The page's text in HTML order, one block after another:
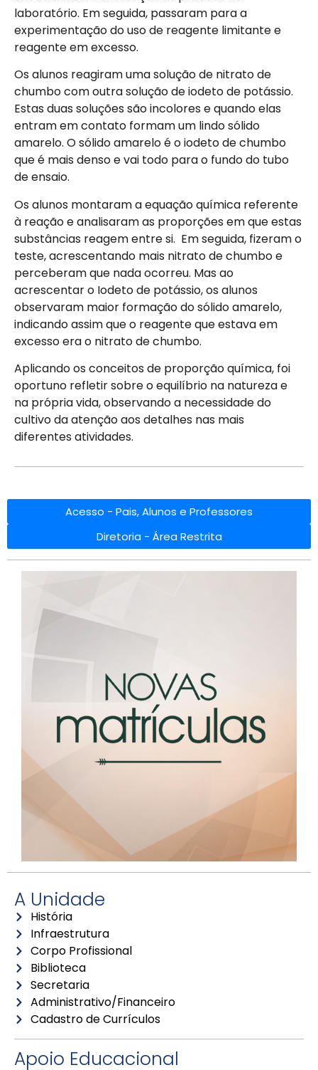
laboratório. Em seguida, passaram para a
experimentação do uso de reagente limitante e
reagente em excesso.
Os alunos reagiram uma solução de nitrato de
chumbo com outra solução de iodeto de potássio.
Estas duas soluções são incolores e quando elas
entram em contato formam um lindo sólido
amarelo. O sólido amarelo é o iodeto de chumbo
que é mais denso e vai todo para o fundo do tubo
de ensaio.
Os alunos montaram a equação química referente
à reação e analisaram as proporções em que estas
substâncias reagem entre si. Em seguida, fizeram o
teste, acrescentando mais nitrato de chumbo e
perceberam que nada ocorreu. Mas ao
acrescentar o Iodeto de potássio, os alunos
observaram maior formação do sólido amarelo,
indicando assim que o reagente que estava em
excesso era o nitrato de chumbo.
Aplicando os conceitos de proporção química, foi
oportuno refletir sobre o equilíbrio na natureza e
na própria vida, observando a necessidade do
cultivo da atenção aos detalhes nas mais
diferentes atividades.
Acesso - Pais, Alunos e Professores
Diretoria - Área Restrita
A Unidade
História
Infraestrutura
Corpo Profissional
Biblioteca
Secretaria
Administrativo/Financeiro
Cadastro de Currículos
Apoio Educacional